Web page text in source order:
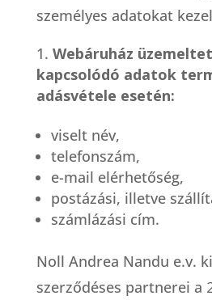
személyes adatokat
Webáruház
kapcsolódó adatok
adásvétele esetén:
viselt név,
telefonszám,
e-mail elérhetőség,
postázási, illetve
számlázási cím.
Noll Andrea Nandu e.v.
szerződéses partnerei a